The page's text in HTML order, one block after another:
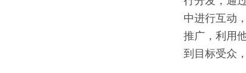
中进行互动
推广，利用
到目标受众